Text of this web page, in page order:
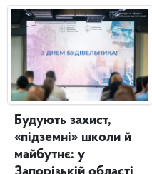
Будують захист,
«підземні» школи й
майбутнє: у